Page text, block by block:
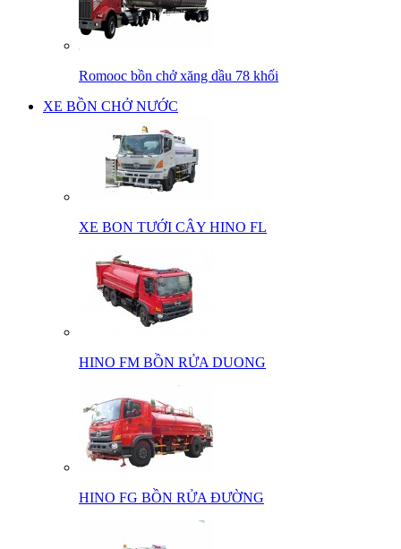
Romooc bồn chở xăng dầu 78 khối
XE BỒN CHỞ NƯỚC
XE BON TƯỚI CÂY HINO FL
HINO FM BỒN RỬA DUONG
HINO FG BỒN RỬA ĐƯỜNG